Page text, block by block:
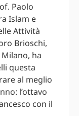
Paolo
Islam e
Attività
Brioschi,
ha
questa
al meglio
l’ottavo
con il